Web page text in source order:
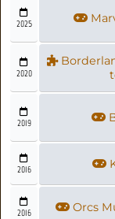
2025
2020
2019
2016
2016 Orcs